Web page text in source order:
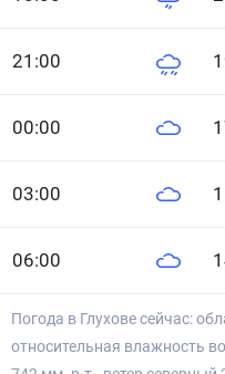
21 :00
00:00
03:00
06:00
Погода в Глухове сейчас:
относительная влажность